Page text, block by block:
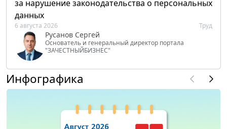
за нарушение законодательства о персональных
данных
6 августа 2026 Труд
Русанов Сергей
Основатель и генеральный директор портала
"ЗАЧЕСТНЫЙБИЗНЕС"
Инфографика